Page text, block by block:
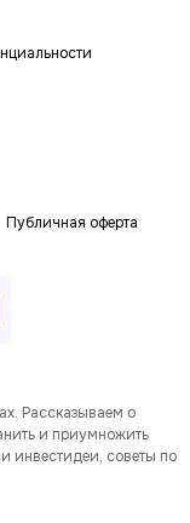
Публичная оферта
Рассказываем о
и приумножить
инвестидеи, советы по